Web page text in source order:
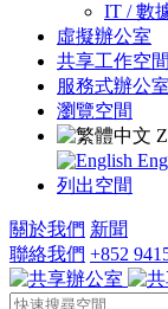
IT / 數
虛擬辦公室
共享工作空間
服務式辦公室
瀏覽空間
列出空間
關於我們 新聞
聯絡我們 +852